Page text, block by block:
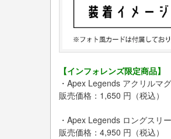
【インフォレンズ限定商品】
・Apex Legends アクリルマ
販売価格：1,650 円（税込）
・Apex Legends ロングスリ
販売価格：4,950 円（税込）